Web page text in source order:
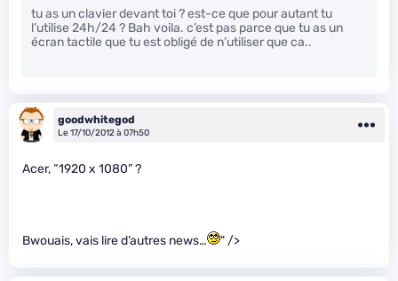
tu as un clavier devant toi ? est-ce que pour autant tu
l’utilise 24h/24 ? Bah voila. c’est pas parce que tu as un
écran tactile que tu est obligé de n’utiliser que ca..
goodwhitegod
Le 17/10/2012 à 07h50
Acer, “1920 x 1080” ?
Bwouais, vais lire d’autres news… " />